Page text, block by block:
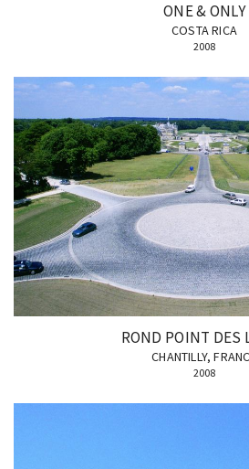
ONE & ONLY
COSTA RICA
2008
ROND POINT DES
CHANTILLY,
2008